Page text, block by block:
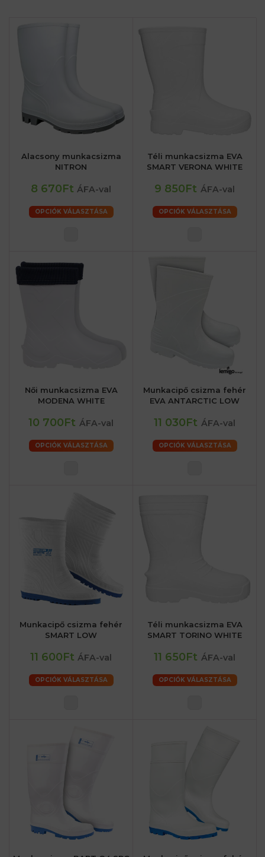
Alacsony munkacsizma
NITRON
8 670Ft ÁFA-val
OPCIÓK VÁLASZTÁSA
Téli munkacsizma EVA
SMART VERONA WHITE
9 850Ft ÁFA-val
OPCIÓK VÁLASZTÁSA
Női munkacsizma EVA
MODENA WHITE
10 700Ft ÁFA-val
OPCIÓK VÁLASZTÁSA
Munkacipő csizma fehér
EVA ANTARCTIC LOW
11 030Ft ÁFA-val
OPCIÓK VÁLASZTÁSA
Munkacipő csizma fehér
SMART LOW
11 600Ft ÁFA-val
OPCIÓK VÁLASZTÁSA
Téli munkacsizma EVA
SMART TORINO WHITE
11 650Ft ÁFA-val
OPCIÓK VÁLASZTÁSA